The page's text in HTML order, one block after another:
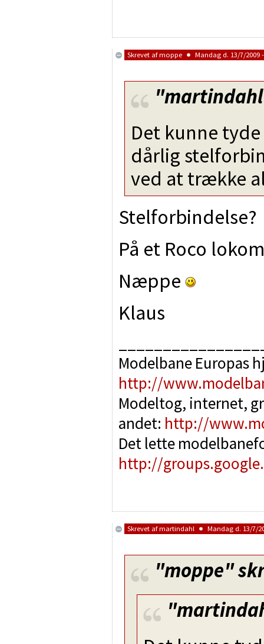
Skrevet afmoppe Mandag d. 13/7/2009
Det kunne
dårlig
ved at trække
Stelforbindelse?
På et Roco
Næppe
Klaus
Modelbane Europas
http://
Modeltog, internet,
andet: http://
Det lette
http://
Skrevet afmartindahl Mandag d. 13/7/
"moppe"